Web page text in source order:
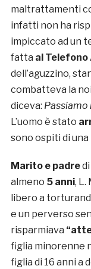
maltrattamenti
infatti non ha
impiccato ad un
fatta al Telefono
dell’aguzzino,
combatteva la
diceva:
L’uomo è stato
sono ospiti di una
Marito e padredi
almeno 5 anni, L.
libero a
e un perverso
risparmiava
figlia minorenne
figlia di 16 anni a